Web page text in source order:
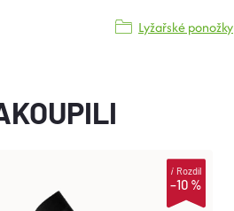
Lyžařské ponožky
–10 %
iRozdíl